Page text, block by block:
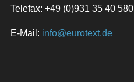
Telefax: +49 (0)931 35 40 580
E-Mail: info@eurotext.de